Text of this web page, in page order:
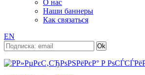
О нас
Наши баннеры
Как связаться
EN